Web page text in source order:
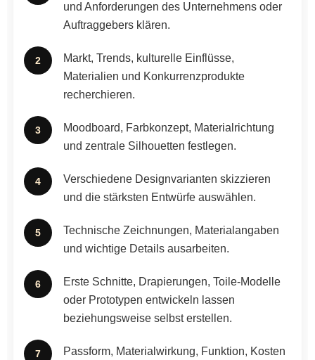
und Anforderungen des Unternehmens oder
Auftraggebers klären.
Markt, Trends, kulturelle Einflüsse,
Materialien und Konkurrenzprodukte
recherchieren.
Moodboard, Farbkonzept, Materialrichtung
und zentrale Silhouetten festlegen.
Verschiedene Designvarianten skizzieren
und die stärksten Entwürfe auswählen.
Technische Zeichnungen, Materialangaben
und wichtige Details ausarbeiten.
Erste Schnitte, Drapierungen, Toile-Modelle
oder Prototypen entwickeln lassen
beziehungsweise selbst erstellen.
Passform, Materialwirkung, Funktion, Kosten